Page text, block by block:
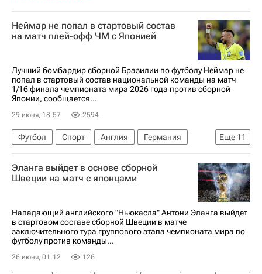
Неймар не попал в стартовый состав
на матч плей-офф ЧМ с Японией
Лучший бомбардир сборной Бразилии по футболу Неймар не
попал в стартовый состав национальной команды на матч
1/16 финала чемпионата мира 2026 года против сборной
Японии, сообщается...
29 июня, 18:57 2594
Еще 11
Футбол Спорт Англия
Германия
Бразилия
Данило
Международная федерация футбола (ФИФА)
Алиссон
Габриэл Фламенго
Сантос
Зенит
Эланга выйдет в основе сборной
Швеции на матч с японцами
Нападающий английского "Ньюкасла" Антони Эланга выйдет
в стартовом составе сборной Швеции в матче
заключительного тура группового этапа чемпионата мира по
футболу против команды...
26 июня, 01:12 126